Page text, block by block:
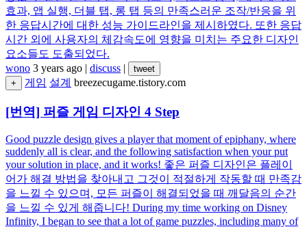
효과, 앱 실행, 더블 탭, 롱 탭 등의 만족스러운 조작/반응을 위
한 응답시간에 대한 성능 가이드라인을 제시하였다. 또한 응답
시간 외에 사용자의 체감속도에 영향을 미치는 주요한 디자인
요소들도 도출되었다.
wono 3 years ago | discuss |
tweet
+
게임 설계 breezecugame.tistory.com
[번역] 퍼즐 게임 디자인 4 Step
Good puzzle design gives a player that moment of epiphany, where
suddenly all is clear, and the following satisfaction when your put
your solution in place, and it works! 좋은 퍼즐 디자인은 플레이
어가 해결 방법을 찾아내고 그것이 적절하게 작동할 때 만족감
을 느낄 수 있으며, 모든 퍼즐이 해결되었을 때 깨달음의 순간
을 느낄 수 있게 해줍니다! During my time working on Disney
Infinity, I began to see that a lot of game puzzles, including many of